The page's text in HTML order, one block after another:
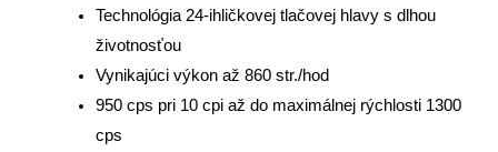
Technológia 24-ihličkovej tlačovej hlavy s dlhou
životnosťou
Vynikajúci výkon až 860 str./hod
950 cps pri 10 cpi až do maximálnej rýchlosti 1300
cps